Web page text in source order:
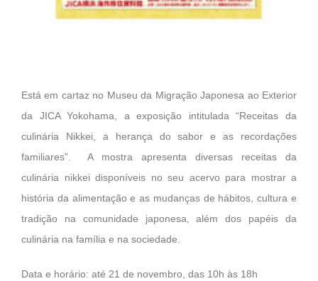
Está em cartaz no Museu da Migração Japonesa ao Exterior
da JICA Yokohama, a exposição intitulada “Receitas da
culinária Nikkei, a herança do sabor e as recordações
familiares”. A mostra apresenta diversas receitas da
culinária nikkei disponíveis no seu acervo para mostrar a
história da alimentação e as mudanças de hábitos, cultura e
tradição na comunidade japonesa, além dos papéis da
culinária na família e na sociedade.
Data e horário: até 21 de novembro, das 10h às 18h